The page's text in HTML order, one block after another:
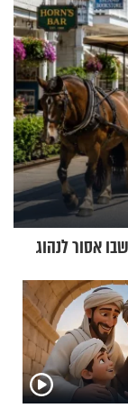
אסור לנהוג